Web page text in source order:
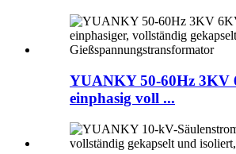
YUANKY 50-60Hz 3KV
einphasig voll ...